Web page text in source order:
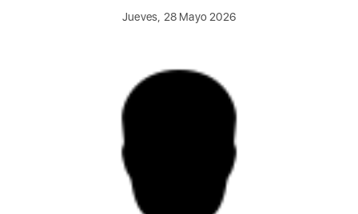
Jueves, 28 Mayo 2026